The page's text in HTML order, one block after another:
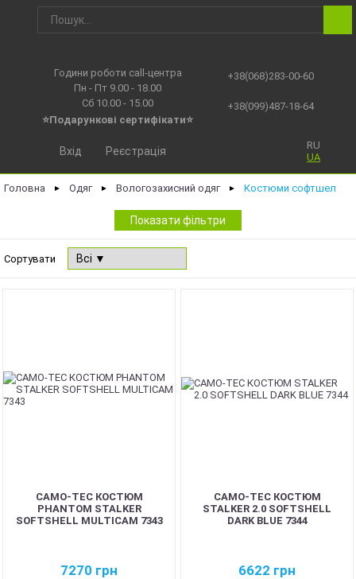
Години роботи call-центра
Пн - Пт 9.00 - 18.00
Сб 10.00 - 15.00
⭐Подарункові сертифікати⭐
+38(068)283-00-60
+38(099)487-18-64
RU
UA
Вхід Реєстрація
Головна ► Одяг ► Вологозахисний одяг ► Костюми софтшел
Показати фільтри
Сортувати
CAMO-TEC КОСТЮМ
PHANTOM STALKER
SOFTSHELL MULTICAM 7343
7270 грн
CAMO-TEC КОСТЮМ
STALKER 2.0 SOFTSHELL
DARK BLUE 7344
6622 грн